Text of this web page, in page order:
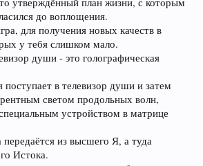
до воплощения.
для получения новых качеств в
у тебя слишком мало.
души - это голографическая
в телевизор души и затем
светом продольных волн,
устройством в матрице
передаётся из высшего Я, а туда
Истока.